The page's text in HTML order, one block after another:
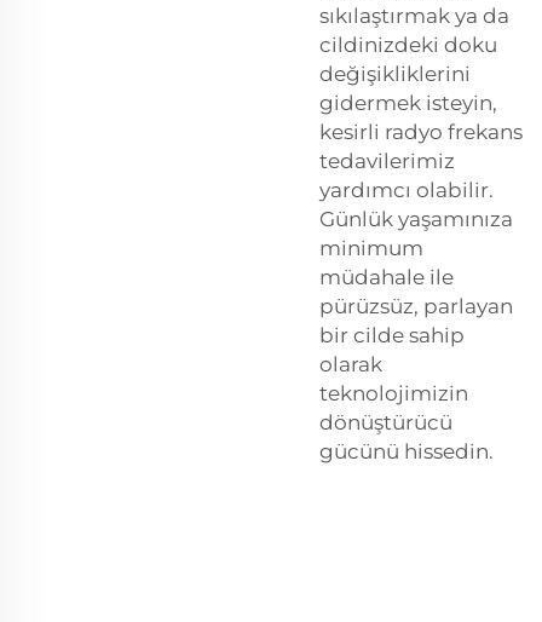
sıkılaştırmak ya da
cildinizdeki doku
değişikliklerini
gidermek isteyin,
kesirli radyo frekans
tedavilerimiz
yardımcı olabilir.
Günlük yaşamınıza
minimum
müdahale ile
pürüzsüz, parlayan
bir cilde sahip
olarak
teknolojimizin
dönüştürücü
gücünü hissedin.